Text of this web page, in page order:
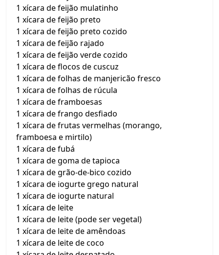
1 xícara de feijão mulatinho
1 xícara de feijão preto
1 xícara de feijão preto cozido
1 xícara de feijão rajado
1 xícara de feijão verde cozido
1 xícara de flocos de cuscuz
1 xícara de folhas de manjericão fresco
1 xícara de folhas de rúcula
1 xícara de framboesas
1 xícara de frango desfiado
1 xícara de frutas vermelhas (morango,
framboesa e mirtilo)
1 xícara de fubá
1 xícara de goma de tapioca
1 xícara de grão-de-bico cozido
1 xícara de iogurte grego natural
1 xícara de iogurte natural
1 xícara de leite
1 xícara de leite (pode ser vegetal)
1 xícara de leite de amêndoas
1 xícara de leite de coco